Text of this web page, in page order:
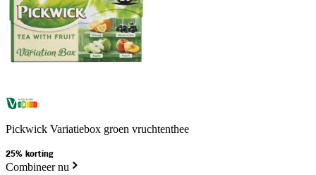
Pickwick Variatiebox groen vruchtenthee
25% korting
Combineer nu